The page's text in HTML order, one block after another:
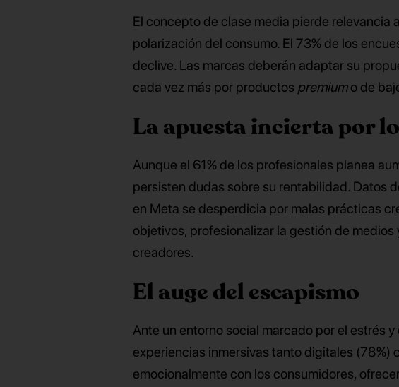
El concepto de clase media pierde relevancia
polarización del consumo. El 73% de los
declive. Las marcas deberán adaptar su
cada vez más por productos premiumo de
La apuesta incierta por
Aunque el 61% de los profesionales planea
persisten dudas sobre su rentabilidad. Datos
en Meta se desperdicia por malas prácticas
objetivos, profesionalizar la gestión de
creadores.
El auge del escapismo
Ante un entorno social marcado por el estrés
experiencias inmersivas tanto digitales (78%)
emocionalmente con los consumidores,